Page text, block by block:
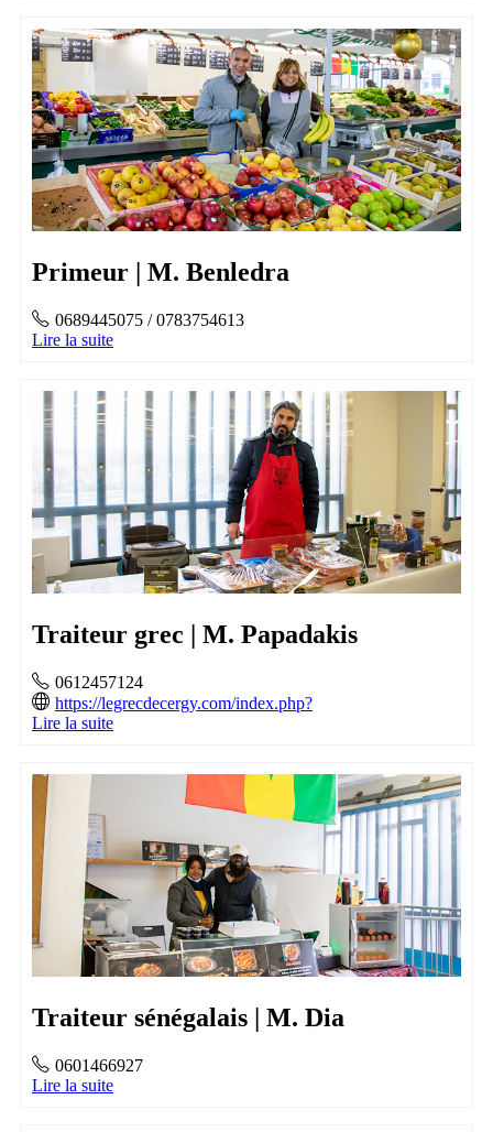
Primeur | M. Benledra
0689445075 / 0783754613
Lire la suite
Traiteur grec | M. Papadakis
0612457124
https://legrecdecergy.com/index.php?
Lire la suite
Traiteur sénégalais | M. Dia
0601466927
Lire la suite